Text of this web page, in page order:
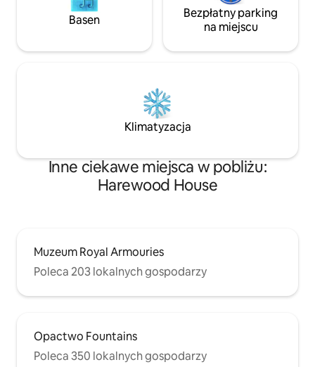
Basen
Bezpłatny parking
na miejscu
Klimatyzacja
Inne ciekawe miejsca w pobliżu:
Harewood House
Muzeum Royal Armouries
Poleca 203 lokalnych gospodarzy
Opactwo Fountains
Poleca 350 lokalnych gospodarzy